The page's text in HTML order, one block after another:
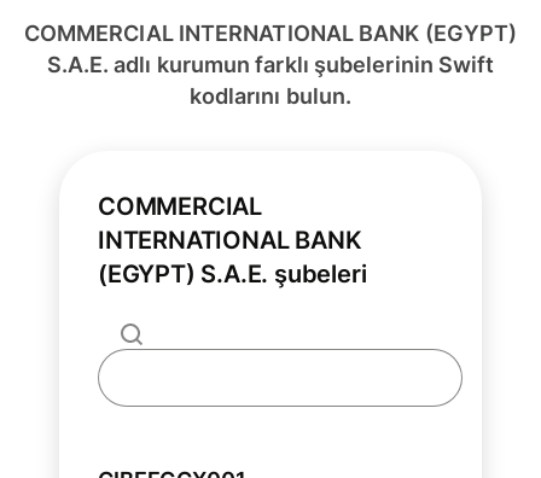
COMMERCIAL INTERNATIONAL BANK (EGYPT)
S.A.E. adlı kurumun farklı şubelerinin Swift
kodlarını bulun.
COMMERCIAL
INTERNATIONAL BANK
(EGYPT) S.A.E. şubeleri